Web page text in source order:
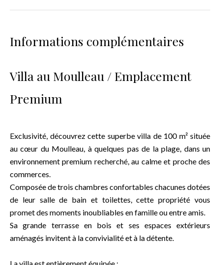
Informations complémentaires
Villa au Moulleau / Emplacement
Premium
Exclusivité, découvrez cette superbe villa de 100 m² située
au cœur du Moulleau, à quelques pas de la plage, dans un
environnement premium recherché, au calme et proche des
commerces.
Composée de trois chambres confortables chacunes dotées
de leur salle de bain et toilettes, cette propriété vous
promet des moments inoubliables en famille ou entre amis.
Sa grande terrasse en bois et ses espaces extérieurs
aménagés invitent à la convivialité et à la détente.